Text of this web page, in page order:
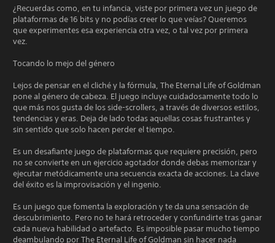
¿Recuerdas como, en tu infancia, viste por primera vez un juego de
plataformas de 16 bits y no podías creer lo que veías? Queremos
que experimentes esa experiencia otra vez, o tal vez por primera
vez.
Tocando lo mejo del género
Lejos de pensar en el cliché y la fórmula, The Eternal Life of Goldman
pone al género de cabeza. El juego incluye cuidadosamente todo lo
que más nos gusta de los side-scrollers, a través de diversos estilos,
tendencias y eras. Deja de lado todas aquellas cosas frustrantes y
sin sentido que solo hacen perder el tiempo.
Es un desafiante juego de plataformas que requiere precisión, pero
no se convierte en un ejercicio agotador donde debas memorizar y
ejecutar metódicamente una secuencia exacta de acciones. La clave
del éxito es la improvisación y el ingenio.
Es un juego que fomenta la exploración y te da una sensación de
descubrimiento. Pero no te hará retroceder y confundirte tras ganar
cada nueva habilidad o artefacto. Es imposible pasar mucho tiempo
deambulando por The Eternal Life of Goldman sin hacer nada